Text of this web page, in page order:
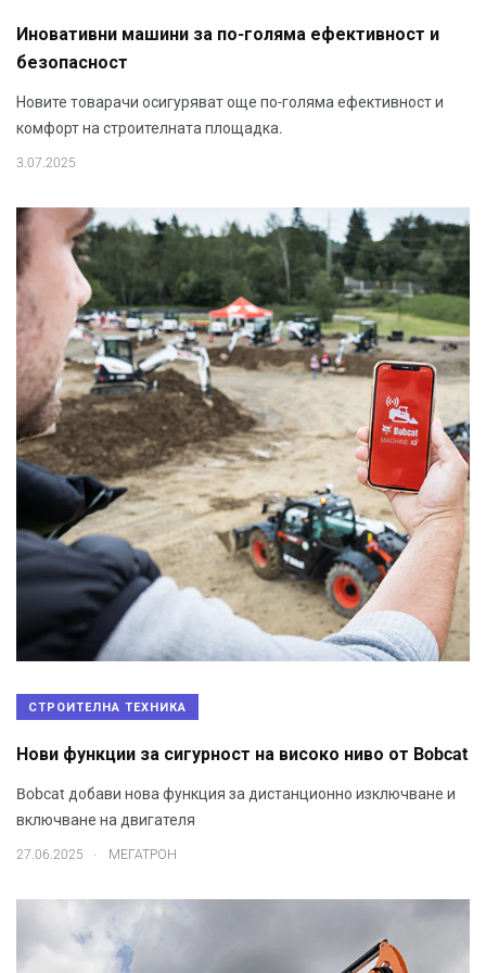
Иновативни машини за по-голяма ефективност и
безопасност
Новите товарачи осигуряват още по-голяма ефективност и
комфорт на строителната площадка.
3.07.2025
СТРОИТЕЛНА ТЕХНИКА
Нови функции за сигурност на високо ниво от Bobcat
Bobcat добави нова функция за дистанционно изключване и
включване на двигателя
27.06.2025 . МЕГАТРОН